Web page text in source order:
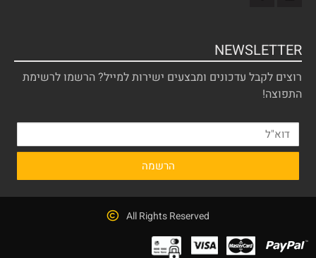
NEWSLETTER
רוצים לקבל עדכונים ומבצעים ישירות למייל? הרשמו לרשימת
התפוצה!
All Rights Reserved